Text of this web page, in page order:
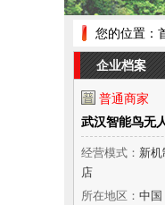
您的位置：
企业档案
普通商家
武汉智能鸟无
经营模式： 新
店
所在地区： 中国